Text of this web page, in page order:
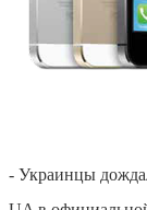
- Украинцы